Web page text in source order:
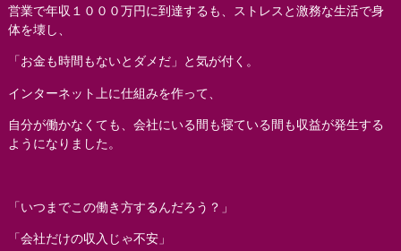
営業で年収１０００万円に到達するも、ストレスと激務な生活で身
体を壊し、
「お金も時間もないとダメだ」と気が付く。
インターネット上に仕組みを作って、
自分が働かなくても、会社にいる間も寝ている間も収益が発生する
ようになりました。
「いつまでこの働き方するんだろう？」
「会社だけの収入じゃ不安」